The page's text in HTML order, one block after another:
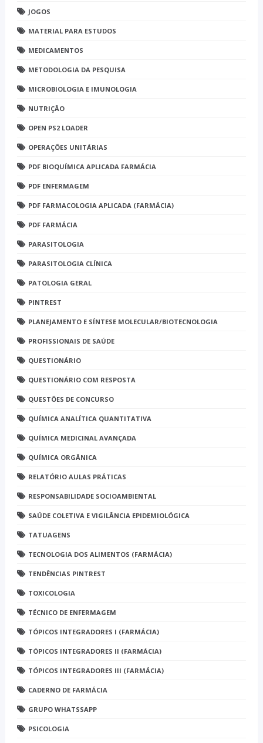
JOGOS
MATERIAL PARA ESTUDOS
MEDICAMENTOS
METODOLOGIA DA PESQUISA
MICROBIOLOGIA E IMUNOLOGIA
NUTRIÇÃO
OPEN PS2 LOADER
OPERAÇÕES UNITÁRIAS
PDF BIOQUÍMICA APLICADA FARMÁCIA
PDF ENFERMAGEM
PDF FARMACOLOGIA APLICADA (FARMÁCIA)
PDF FARMÁCIA
PARASITOLOGIA
PARASITOLOGIA CLÍNICA
PATOLOGIA GERAL
PINTREST
PLANEJAMENTO E SÍNTESE MOLECULAR/BIOTECNOLOGIA
PROFISSIONAIS DE SAÚDE
QUESTIONÁRIO
QUESTIONÁRIO COM RESPOSTA
QUESTÕES DE CONCURSO
QUÍMICA ANALÍTICA QUANTITATIVA
QUÍMICA MEDICINAL AVANÇADA
QUÍMICA ORGÂNICA
RELATÓRIO AULAS PRÁTICAS
RESPONSABILIDADE SOCIOAMBIENTAL
SAÚDE COLETIVA E VIGILÂNCIA EPIDEMIOLÓGICA
TATUAGENS
TECNOLOGIA DOS ALIMENTOS (FARMÁCIA)
TENDÊNCIAS PINTREST
TOXICOLOGIA
TÉCNICO DE ENFERMAGEM
TÓPICOS INTEGRADORES I (FARMÁCIA)
TÓPICOS INTEGRADORES II (FARMÁCIA)
TÓPICOS INTEGRADORES III (FARMÁCIA)
CADERNO DE FARMÁCIA
GRUPO WHATSSAPP
PSICOLOGIA